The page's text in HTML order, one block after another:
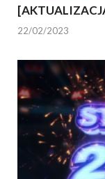
22/02/2023